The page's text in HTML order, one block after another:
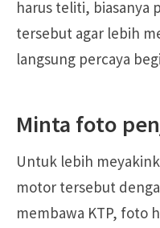
harus teliti, biasanya
tersebut agar lebih
langsung percaya
Minta foto
Untuk lebih
motor tersebut
membawa KTP, foto